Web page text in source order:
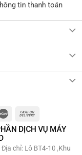
tin thanh toán
DỊCH VỤ MÁY
chỉ: Lô BT4-10 ,Khu